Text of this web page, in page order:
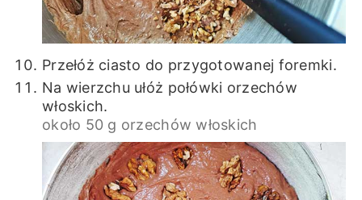
Przełóż ciasto do przygotowanej foremki.
Na wierzchu ułóż połówki orzechów
włoskich.
około 50 g orzechów włoskich